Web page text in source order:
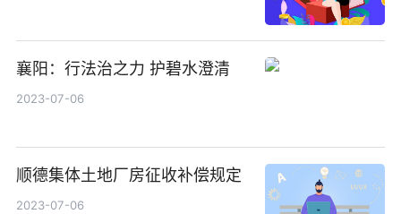
襄阳：行法治之力 护碧水澄清
2023-07-06
顺德集体土地厂房征收补偿规定
2023-07-06